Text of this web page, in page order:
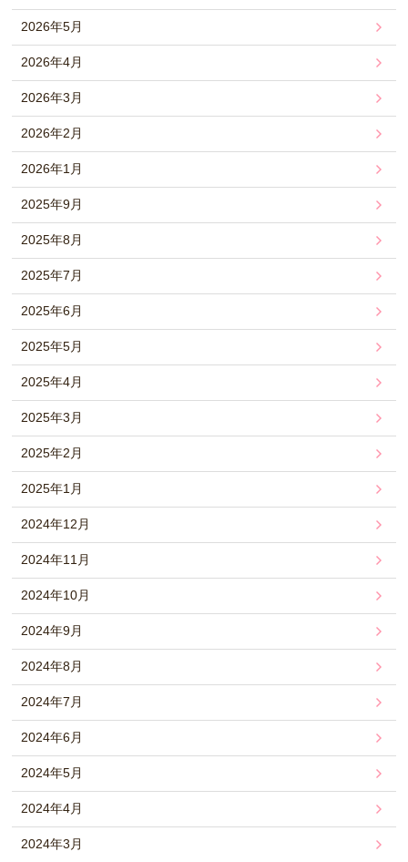
2026年5月
2026年4月
2026年3月
2026年2月
2026年1月
2025年9月
2025年8月
2025年7月
2025年6月
2025年5月
2025年4月
2025年3月
2025年2月
2025年1月
2024年12月
2024年11月
2024年10月
2024年9月
2024年8月
2024年7月
2024年6月
2024年5月
2024年4月
2024年3月